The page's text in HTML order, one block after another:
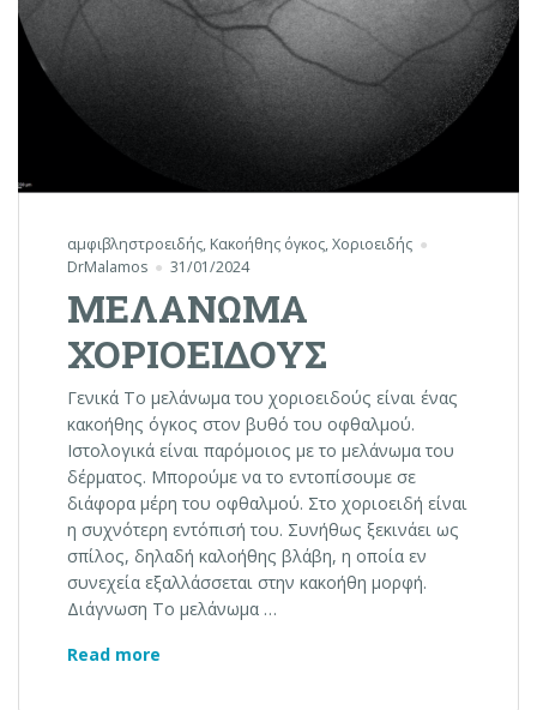
αμφιβληστροειδής, Κακοήθης όγκος,Χοριοειδής
DrMalamos
31/01/2024
ΜΕΛΑΝΩΜΑ
ΧΟΡΙΟΕΙΔΟΥΣ
Γενικά Το μελάνωμα του χοριοειδούς είναι ένας
κακοήθης όγκος στον βυθό του οφθαλμού.
Ιστολογικά είναι παρόμοιος με το μελάνωμα του
δέρματος. Μπορούμε να το εντοπίσουμε σε
διάφορα μέρη του οφθαλμού. Στο χοριοειδή είναι
η συχνότερη εντόπισή του. Συνήθως ξεκινάει ως
σπίλος, δηλαδή καλοήθης βλάβη, η οποία εν
συνεχεία εξαλλάσσεται στην κακοήθη μορφή.
Διάγνωση Το μελάνωμα …
Read more